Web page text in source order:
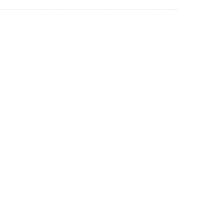
einsehbar und nachträglich nicht änderbar
Themen aus. Sollte keines der Themen
wir Sie über die Statusanzeige sowie per E-Mail
die Benachrichtigungen aktiviert